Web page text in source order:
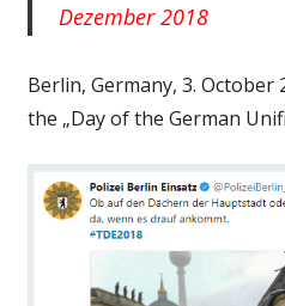
Dezember 2018
Berlin, Germany, 3. October
the „Day of the German